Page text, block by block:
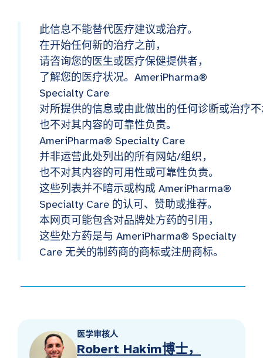
此信息不能替代医疗建议或治疗。
在开始任何新的治疗之前，
请咨询您的医生或医疗保健提供者，
了解您的医疗状况。AmeriPharma®
Specialty Care
对所提供的信息或由此做出的任何诊断或治疗
也不对其内容的可靠性负责。
AmeriPharma® Specialty Care
并非运营此处列出的所有网站/组织，
也不对其内容的可用性或可靠性负责。
这些列表并不暗示或构成 AmeriPharma®
Specialty Care 的认可、赞助或推荐。
本网页可能包含对品牌处方药的引用，
这些处方药是与 AmeriPharma® Specialty
Care 无关的制药商的商标或注册商标。
医学审核人
Robert Hakim博士，